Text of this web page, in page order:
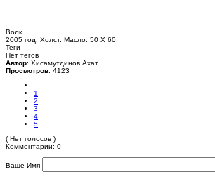
Волк.
2005 год. Холст. Масло. 50 Х 60.
Теги
Нет тегов
Автор: Хисамутдинов Ахат.
Просмотров: 4123
1
2
3
4
5
( Нет голосов )
Комментарии: 0
Ваше Имя